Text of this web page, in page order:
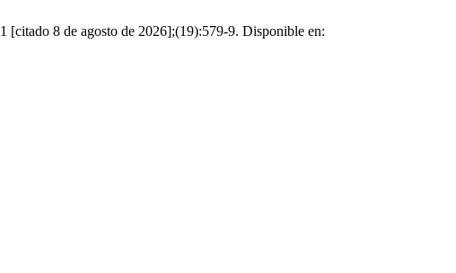
8 de agosto de 2026];(19):579-9. Disponible en: